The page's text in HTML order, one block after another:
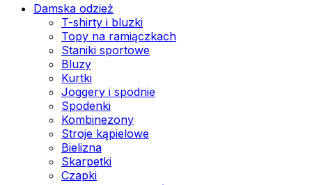
Damska odzież
T-shirty i bluzki
Topy na ramiączkach
Staniki sportowe
Bluzy
Kurtki
Joggery i spodnie
Spodenki
Kombinezony
Stroje kąpielowe
Bielizna
Skarpetki
Czapki